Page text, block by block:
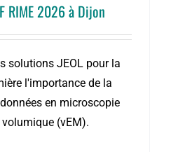
RIME 2026 à Dijon
solutions JEOL pour la
l'importance de la
en microscopie
(vEM).